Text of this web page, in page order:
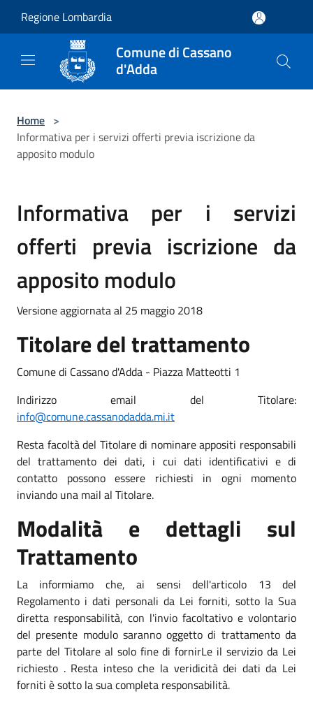
Regione Lombardia
Comune di Cassano
d'Adda
Home >
Informativa per i servizi offerti previa iscrizione da
apposito modulo
Informativa per i servizi
offerti previa iscrizione da
apposito modulo
Versione aggiornata al 25 maggio 2018
Titolare del trattamento
Comune di Cassano d'Adda - Piazza Matteotti 1
Indirizzo email del Titolare:
info@comune.cassanodadda.mi.it
Resta facoltà del Titolare di nominare appositi responsabili
del trattamento dei dati, i cui dati identificativi e di
contatto possono essere richiesti in ogni momento
inviando una mail al Titolare.
Modalità e dettagli sul
Trattamento
La informiamo che, ai sensi dell'articolo 13 del
Regolamento i dati personali da Lei forniti, sotto la Sua
diretta responsabilità, con l'invio facoltativo e volontario
del presente modulo saranno oggetto di trattamento da
parte del Titolare al solo fine di fornirLe il servizio da Lei
richiesto . Resta inteso che la veridicità dei dati da Lei
forniti è sotto la sua completa responsabilità.